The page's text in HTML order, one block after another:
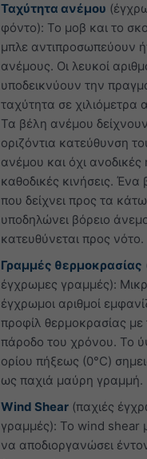
Ταχύτητα ανέμου
φόντο): Το μοβ και το
μπλε αντιπροσωπεύουν
ανέμους. Οι λευκοί
υποδεικνύουν την
ταχύτητα σε
Τα βέλη ανέμου
οριζόντια κατεύθυνση
ανέμου και όχι ανοδικές
καθοδικές κινήσεις. Ένα
που δείχνει προς τα κάτω
υποδηλώνει βόρειο
κατευθύνεται προς νότο.
Γραμμές θερμοκρασίας
έγχρωμες γραμμές):
έγχρωμοι αριθμοί
προφίλ θερμοκρασίας με
πάροδο του χρόνου. Το
ορίου πήξεως (0°C)
ως παχιά μαύρη γραμμή.
Wind Shear (παχιές
γραμμές): Το wind shear
να αποδιοργανώσει